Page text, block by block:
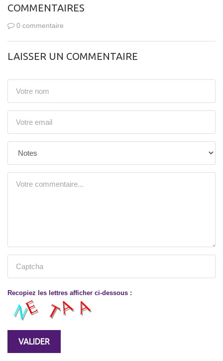
COMMENTAIRES
0 commentaire
LAISSER UN COMMENTAIRE
Recopiez les lettres afficher ci-dessous :